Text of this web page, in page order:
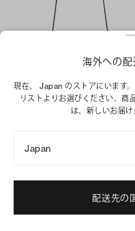
ショッピングバッグに追加
海外への配
現在、 Japan のストアにいます
リストよりお選びください。商
は、新しいお届け
Japan
配送先の